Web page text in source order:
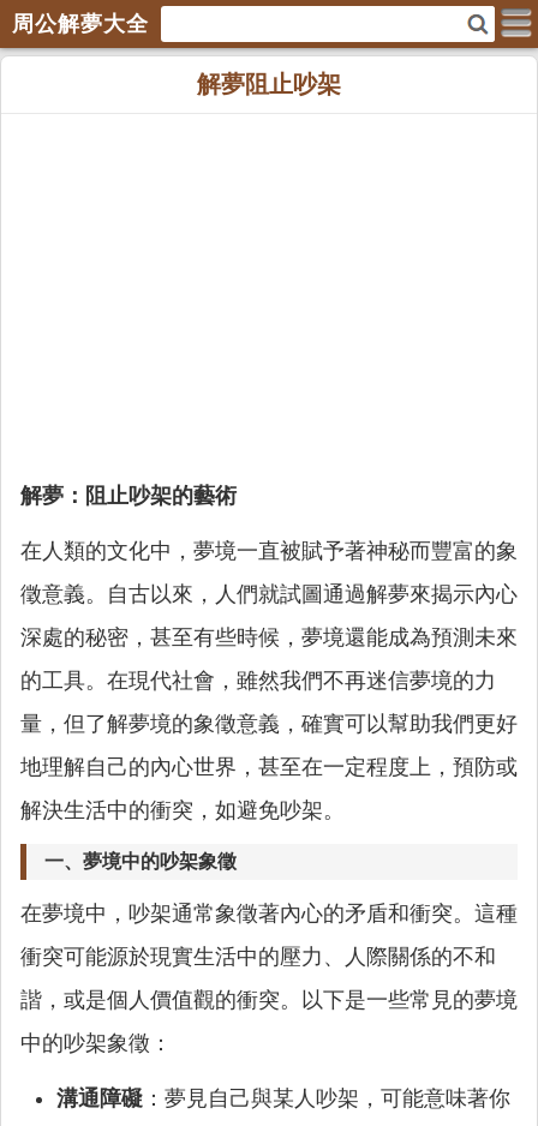
周公解夢大全
解夢阻止吵架
解夢：阻止吵架的藝術
在人類的文化中，夢境一直被賦予著神秘而豐富的象
徵意義。自古以來，人們就試圖通過解夢來揭示內心
深處的秘密，甚至有些時候，夢境還能成為預測未來
的工具。在現代社會，雖然我們不再迷信夢境的力
量，但了解夢境的象徵意義，確實可以幫助我們更好
地理解自己的內心世界，甚至在一定程度上，預防或
解決生活中的衝突，如避免吵架。
一、夢境中的吵架象徵
在夢境中，吵架通常象徵著內心的矛盾和衝突。這種
衝突可能源於現實生活中的壓力、人際關係的不和
諧，或是個人價值觀的衝突。以下是一些常見的夢境
中的吵架象徵：
溝通障礙 ：夢見自己與某人吵架，可能意味著你